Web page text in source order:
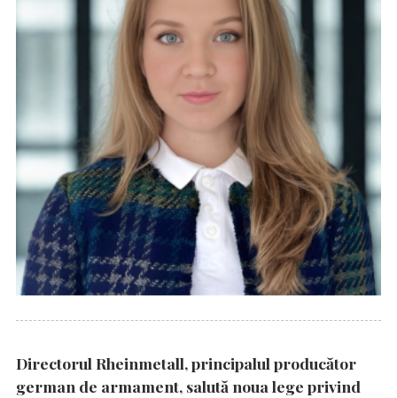
Directorul Rheinmetall, principalul producător
german de armament, salută noua lege privind